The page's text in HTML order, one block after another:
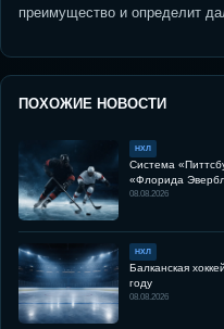
преимущество и определит
ПОХОЖИЕ НОВОСТИ
НХЛ
Система
«Флорида
08.08.2026
НХЛ
Балканская
году
08.08.2026